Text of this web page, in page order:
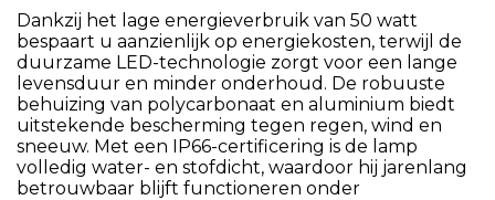
Dankzij het lage energieverbruik van 50 watt
bespaart u aanzienlijk op energiekosten, terwijl de
duurzame LED-technologie zorgt voor een lange
levensduur en minder onderhoud. De robuuste
behuizing van polycarbonaat en aluminium biedt
uitstekende bescherming tegen regen, wind en
sneeuw. Met een IP66-certificering is de lamp
volledig water- en stofdicht, waardoor hij jarenlang
betrouwbaar blijft functioneren onder